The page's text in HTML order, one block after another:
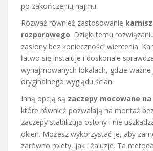
po zakończeniu najmu.
Rozważ również zastosowanie
rozporowego. Dzięki temu
zasłony bez konieczności wiercenia.
łatwo się instaluje i doskonale
wynajmowanych lokalach, gdzie
oryginalnego wyglądu ścian.
Inną opcją są zaczepy mocowane
które również pozwalają na montaż
zaczepy stabilizują osłony i nie
okien. Możesz wykorzystać je, aby
zarówno rolety, jak i żaluzje. Ta